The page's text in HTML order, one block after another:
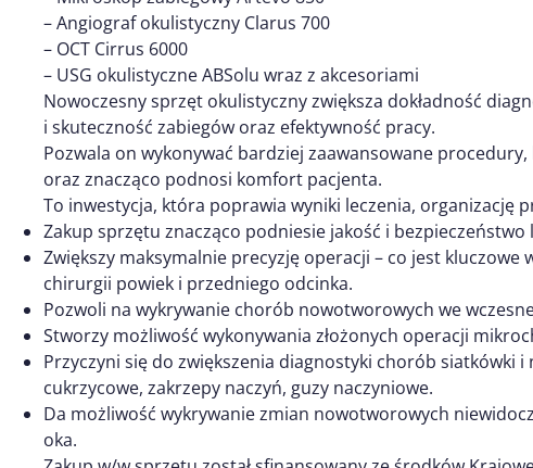
– Angiograf okulistyczny Clarus 700
– OCT Cirrus 6000
– USG okulistyczne ABSolu wraz z akcesoriami
Nowoczesny sprzęt okulistyczny zwiększa dokładność
i skuteczność zabiegów oraz efektywność pracy.
Pozwala on wykonywać bardziej zaawansowane
oraz znacząco podnosi komfort pacjenta.
To inwestycja, która poprawia wyniki leczenia, organizację
Zakup sprzętu znacząco podniesie jakość i bezpieczeństwo
Zwiększy maksymalnie precyzję operacji – co jest kluczowe
chirurgii powiek i przedniego odcinka.
Pozwoli na wykrywanie chorób nowotworowych we
Stworzy możliwość wykonywania złożonych operacji
Przyczyni się do zwiększenia diagnostyki chorób siatkówki
cukrzycowe, zakrzepy naczyń, guzy naczyniowe.
Da możliwość wykrywanie zmian nowotworowych
oka.